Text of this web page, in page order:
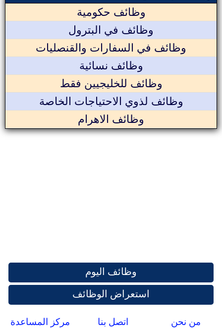
وظائف حكومية
وظائف في البترول
وظائف في السفارات والقنصليات
وظائف نسائية
وظائف للخليجيين فقط
وظائف لذوي الاحتياجات الخاصة
وظائف الاهرام
وظائف اليوم
استعراض الوظائف
من نحن اتصل بنا مركز المساعدة